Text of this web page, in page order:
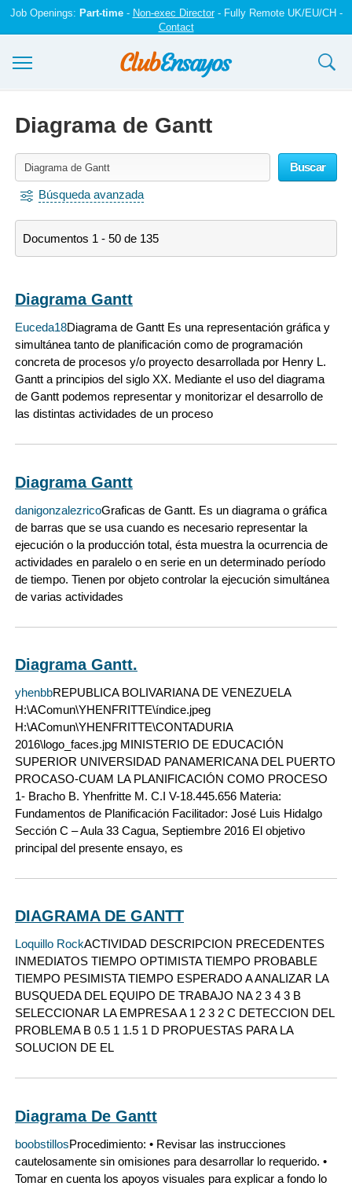
Job Openings: Part-time- Non-exec Director- Fully Remote UK/EU/CH -
Contact
Iniciar sesión
Diagrama de Gantt
Buscar
Búsqueda avanzada
Documentos 1 - 50 de 135
Diagrama Gantt
Euceda18Diagrama de Gantt Es una representación gráfica y
simultánea tanto de planificación como de programación
concreta de procesos y/o proyecto desarrollada por Henry L.
Gantt a principios del siglo XX. Mediante el uso del diagrama
de Gantt podemos representar y monitorizar el desarrollo de
las distintas actividades de un proceso
Diagrama Gantt
danigonzalezricoGraficas de Gantt. Es un diagrama o gráfica
de barras que se usa cuando es necesario representar la
ejecución o la producción total, ésta muestra la ocurrencia de
actividades en paralelo o en serie en un determinado período
de tiempo. Tienen por objeto controlar la ejecución simultánea
de varias actividades
Diagrama Gantt.
yhenbbREPUBLICA BOLIVARIANA DE VENEZUELA
H:\AComun\YHENFRITTE\índice.jpeg
H:\AComun\YHENFRITTE\CONTADURIA
2016\logo_faces.jpg MINISTERIO DE EDUCACIÓN
SUPERIOR UNIVERSIDAD PANAMERICANA DEL PUERTO
PROCASO-CUAM LA PLANIFICACIÓN COMO PROCESO
1- Bracho B. Yhenfritte M. C.I V-18.445.656 Materia:
Fundamentos de Planificación Facilitador: José Luis Hidalgo
Sección C – Aula 33 Cagua, Septiembre 2016 El objetivo
principal del presente ensayo, es
DIAGRAMA DE GANTT
Loquillo RockACTIVIDAD DESCRIPCION PRECEDENTES
INMEDIATOS TIEMPO OPTIMISTA TIEMPO PROBABLE
TIEMPO PESIMISTA TIEMPO ESPERADO A ANALIZAR LA
BUSQUEDA DEL EQUIPO DE TRABAJO NA 2 3 4 3 B
SELECCIONAR LA EMPRESA A 1 2 3 2 C DETECCION DEL
PROBLEMA B 0.5 1 1.5 1 D PROPUESTAS PARA LA
SOLUCION DE EL
Diagrama De Gantt
boobstillosProcedimiento: • Revisar las instrucciones
cautelosamente sin omisiones para desarrollar lo requerido. •
Tomar en cuenta los apoyos visuales para explicar a fondo lo